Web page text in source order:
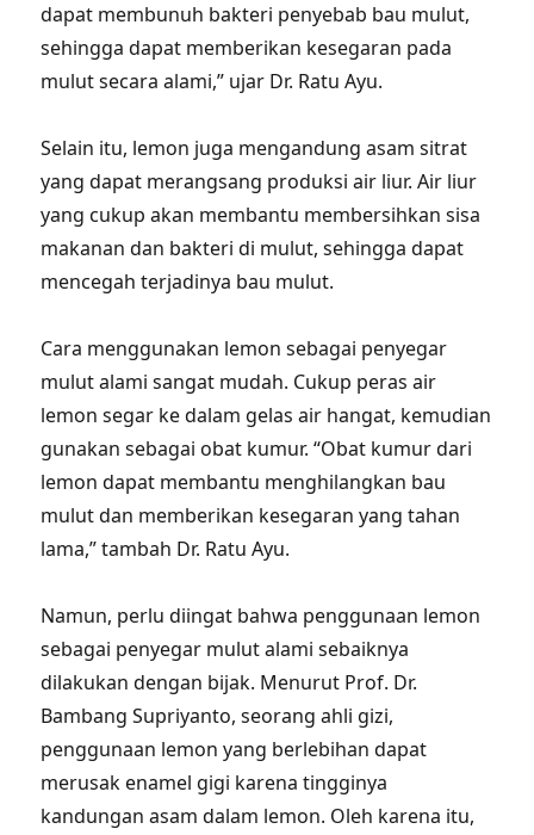
dapat membunuh bakteri penyebab bau mulut,
sehingga dapat memberikan kesegaran pada
mulut secara alami,” ujar Dr. Ratu Ayu.
Selain itu, lemon juga mengandung asam sitrat
yang dapat merangsang produksi air liur. Air liur
yang cukup akan membantu membersihkan sisa
makanan dan bakteri di mulut, sehingga dapat
mencegah terjadinya bau mulut.
Cara menggunakan lemon sebagai penyegar
mulut alami sangat mudah. Cukup peras air
lemon segar ke dalam gelas air hangat, kemudian
gunakan sebagai obat kumur. “Obat kumur dari
lemon dapat membantu menghilangkan bau
mulut dan memberikan kesegaran yang tahan
lama,” tambah Dr. Ratu Ayu.
Namun, perlu diingat bahwa penggunaan lemon
sebagai penyegar mulut alami sebaiknya
dilakukan dengan bijak. Menurut Prof. Dr.
Bambang Supriyanto, seorang ahli gizi,
penggunaan lemon yang berlebihan dapat
merusak enamel gigi karena tingginya
kandungan asam dalam lemon. Oleh karena itu,